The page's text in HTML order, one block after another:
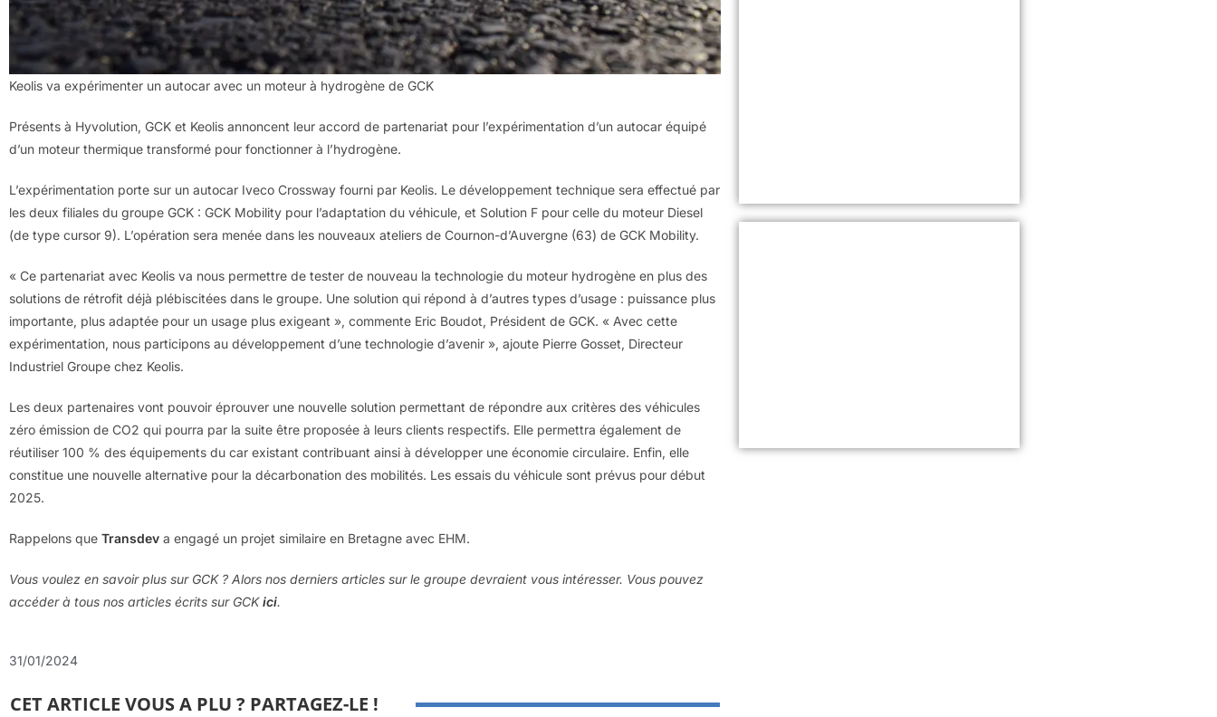
Keolis va expérimenter un autocar avec un moteur à hydrogène de GCK
Présents à Hyvolution, GCK et Keolis annoncent leur accord de partenariat pour l’expérimentation d’un autocar équipé
d’un moteur thermique transformé pour fonctionner à l’hydrogène.
L’expérimentation porte sur un autocar Iveco Crossway fourni par Keolis. Le développement technique sera effectué par
les deux filiales du groupe GCK : GCK Mobility pour l’adaptation du véhicule, et Solution F pour celle du moteur Diesel
(de type cursor 9). L’opération sera menée dans les nouveaux ateliers de Cournon-d’Auvergne (63) de GCK Mobility.
« Ce partenariat avec Keolis va nous permettre de tester de nouveau la technologie du moteur hydrogène en plus des
solutions de rétrofit déjà plébiscitées dans le groupe. Une solution qui répond à d’autres types d’usage : puissance plus
importante, plus adaptée pour un usage plus exigeant », commente Eric Boudot, Président de GCK. « Avec cette
expérimentation, nous participons au développement d’une technologie d’avenir », ajoute Pierre Gosset, Directeur
Industriel Groupe chez Keolis.
Les deux partenaires vont pouvoir éprouver une nouvelle solution permettant de répondre aux critères des véhicules
zéro émission de CO2 qui pourra par la suite être proposée à leurs clients respectifs. Elle permettra également de
réutiliser 100 % des équipements du car existant contribuant ainsi à développer une économie circulaire. Enfin, elle
constitue une nouvelle alternative pour la décarbonation des mobilités. Les essais du véhicule sont prévus pour début
2025.
Rappelons que Transdev a engagé un projet similaire en Bretagne avec EHM.
Vous voulez en savoir plus sur GCK ? Alors nos derniers articles sur le groupe devraient vous intéresser. Vous pouvez
accéder à tous nos articles écrits sur GCK ici.
31/01/2024
CET ARTICLE VOUS A PLU ? PARTAGEZ-LE !